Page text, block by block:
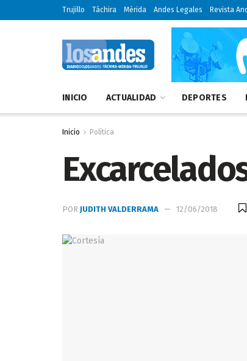
Trujillo Táchira Mérida Andes Legales Revista
INICIO ACTUALIDAD DEPORTES
Inicio Política
POR JUDITH VALDERRAMA 12/06/2018